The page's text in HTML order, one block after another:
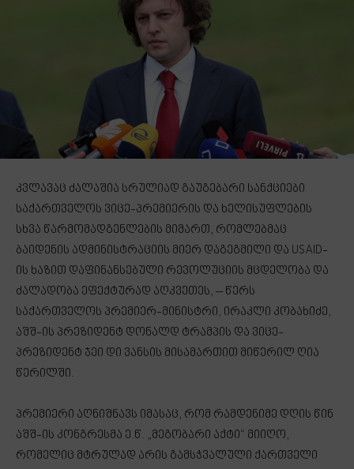
კვლავაც ძალაშია სრულიად გაუგებარი სანქციები
საქართველოს ვიცე-პრემიერის და ხელისუფლების
სხვა წარმომადგენლების მიმართ, რომლებმაც
ბაიდენის ადმინისტრაციის მიერ დაგეგმილი და USAID-
ის ხაზით დაფინანსებული რევოლუციის მცდელობა და
ძალადობა ეფექტურად აღკვეთეს, – წერს
საქართველოს პრემიერ-მინისტრი, ირაკლი კობახიძე,
აშშ-ის პრეზიდენტ დონალდ ტრამპის და ვიცე-
პრეზიდენტ ჯეი დი ვანსის მისამართით მიწერილ ღია
წერილში.
პრემიერი აღნიშნავს იმასაც, რომ რამდენიმე დღის წინ
აშშ-ის კონგრესმა ე.წ. „მეგობარი აქტი“ მიიღო,
რომელიც მტრულად არის გამსჭვალული ქართველი